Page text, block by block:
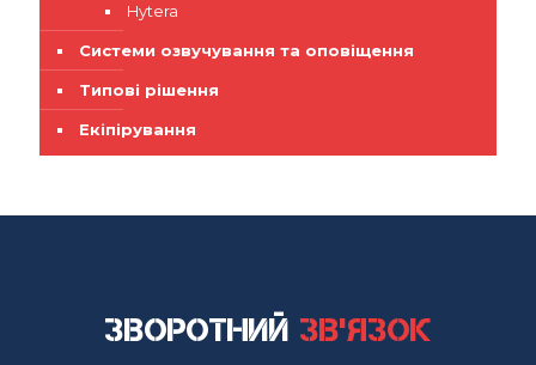
Hytera
Системи озвучування та оповіщення
Типові рішення
Екіпірування
Зворотний зв'язок